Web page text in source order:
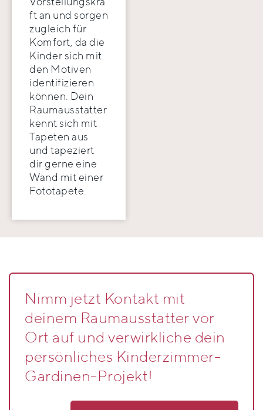
ft an und sorgen
zugleich für
Komfort, da die
Kinder sich mit
den Motiven
identifizieren
können. Dein
Raumausstatter
kennt sich mit
Tapeten aus
und tapeziert
dir gerne eine
Wand mit einer
Fototapete.
Nimm jetzt Kontakt mit
deinem Raumausstatter vor
Ort auf und verwirkliche dein
persönliches Kinderzimmer-
Gardinen-Projekt!